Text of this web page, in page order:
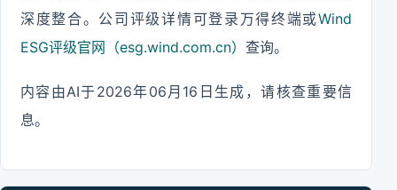
深度整合。公司评级详情可登录万得终端或Wind
ESG评级官网（esg.wind.com.cn） 查询。
内容由AI于2026年06月16日生成，请核查重要信
息。